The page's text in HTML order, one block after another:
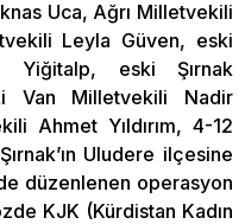
Uca, Ağrı Milletvekili
Leyla Güven, eski
Yiğitalp, eski Şırnak
Van Milletvekili Nadir
Ahmet Yıldırım, 4-12
Uludere ilçesine
düzenlenen operasyon
KJK (Kürdistan Kadın